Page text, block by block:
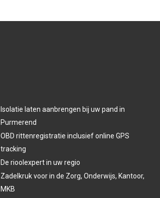
Isolatie laten aanbrengen bij uw pand in
Purmerend
OBD rittenregistratie inclusief online GPS
tracking
De rioolexpert in uw regio
Zadelkruk voor in de Zorg, Onderwijs, Kantoor,
MKB